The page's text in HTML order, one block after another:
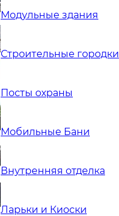
Модульные здания
Строительные городки
Посты охраны
Мобильные Бани
Внутренняя отделка
Ларьки и Киоски